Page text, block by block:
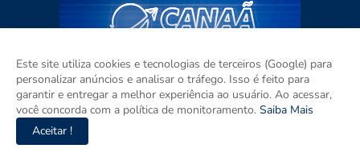
Este site utiliza cookies e tecnologias de terceiros (Google) para
personalizar anúncios e analisar o tráfego. Isso é feito para
garantir e entregar a melhor experiência ao usuário. Ao acessar,
você concorda com a política de monitoramento. Saiba Mais
Aceitar !